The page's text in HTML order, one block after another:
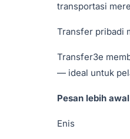
transportasi
Transfer pribadi
Transfer3e
— ideal untuk
Pesan lebih
Enis